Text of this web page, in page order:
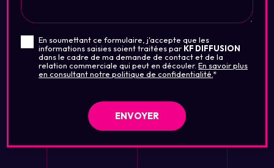
En soumettant ce formulaire, j'accepte que les
informations saisies soient traitées par KF DIFFUSION
dans le cadre de ma demande de contact et de la
relation commerciale qui peut en découler.En savoir plus
en consultant notre politique de confidentialité. *